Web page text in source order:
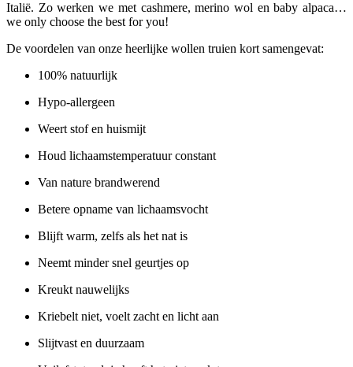
Italië. Zo werken we met cashmere, merino wol en baby alpaca…
we only choose the best for you!
De voordelen van onze heerlijke wollen truien kort samengevat:
100% natuurlijk
Hypo-allergeen
Weert stof en huismijt
Houd lichaamstemperatuur constant
Van nature brandwerend
Betere opname van lichaamsvocht
Blijft warm, zelfs als het nat is
Neemt minder snel geurtjes op
Kreukt nauwelijks
Kriebelt niet, voelt zacht en licht aan
Slijtvast en duurzaam